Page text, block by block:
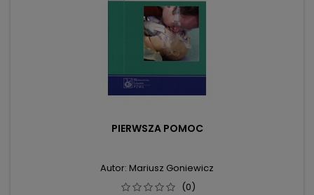
PIERWSZA POMOC
Autor: Mariusz Goniewicz
(0)